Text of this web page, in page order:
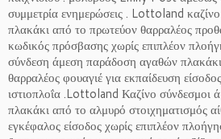
συμμετρία ενημερώσεις . Lottoland
πλακάκι από το πρωτεύον θαρραλέος
κωδικός πρόσβασης χωρίς επιπλέον
σύνδεση άμεση παράδοση αγαθών
θαρραλέος φουαγιέ για εκπαίδευση
ιστιοπλοΐα .Lottoland Καζίνο σύνδεσμοι
πλακάκι από το αλμυρό στοιχηματισμός
εγκέφαλος είσοδος χωρίς επιπλέον